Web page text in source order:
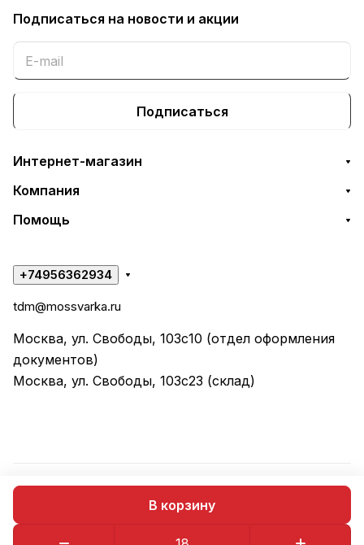
В корзину
Подписаться на новости и акции
Подписаться
Интернет-магазин
Компания
Помощь
+74956362934
tdm@mossvarka.ru
Москва, ул. Свободы, 103с10 (отдел оформления
документов)
Москва, ул. Свободы, 103с23 (склад)
© 2026 ООО "ТД МОССВАРКА"